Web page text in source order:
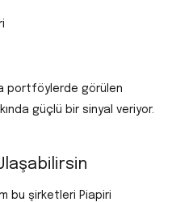
portföylerde görülen
güçlü bir sinyal veriyor.
bu şirketleri Piapiri